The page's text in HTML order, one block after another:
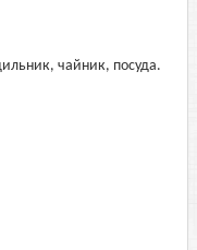
чайник, посуда.